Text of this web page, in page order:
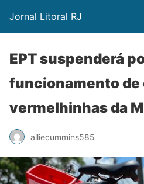
Jornal Litoral RJ
EPT suspenderá
funcionamento de
vermelhinhas da
alliecummins585